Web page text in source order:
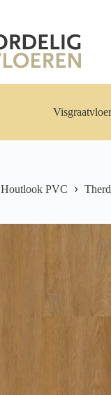
Visgraatvloer
Houtlook PVC